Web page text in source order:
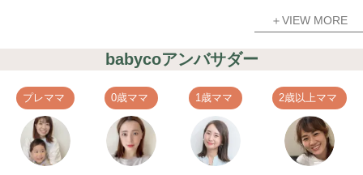
＋VIEW MORE
babycoアンバサダー
プレママ 0歳ママ 1歳ママ 2歳以上ママ